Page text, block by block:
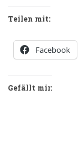
Teilen mit:
Facebook
Gefällt mir: